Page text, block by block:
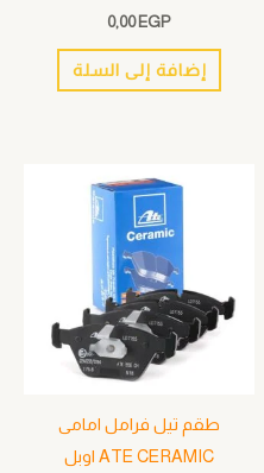
0,00 EGP
إضافة إلى السلة
طقم تيل فرامل امامى
ATE CERAMIC اوبل